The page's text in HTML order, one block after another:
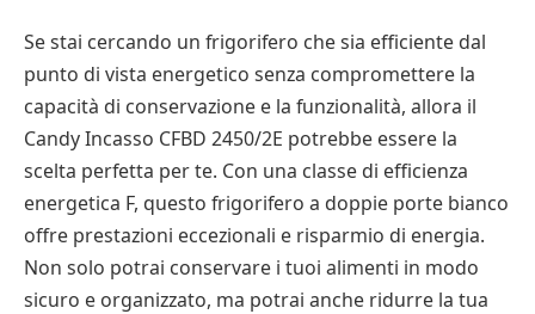
Se stai cercando un frigorifero che sia efficiente dal
punto di vista energetico senza compromettere la
capacità di conservazione e la funzionalità, allora il
Candy Incasso CFBD 2450/2E potrebbe essere la
scelta perfetta per te. Con una classe di efficienza
energetica F, questo frigorifero a doppie porte bianco
offre prestazioni eccezionali e risparmio di energia.
Non solo potrai conservare i tuoi alimenti in modo
sicuro e organizzato, ma potrai anche ridurre la tua